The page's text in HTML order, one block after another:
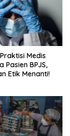
Medis
Pasien BPJS,
Etik Menanti!